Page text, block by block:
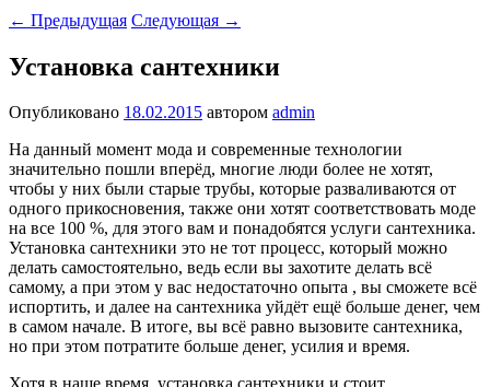
← Предыдущая Следующая →
Установка сантехники
Опубликовано 18.02.2015 автором admin
На данный момент мода и современные технологии
значительно пошли вперёд, многие люди более не хотят,
чтобы у них были старые трубы, которые разваливаются от
одного прикосновения, также они хотят соответствовать моде
на все 100 %, для этого вам и понадобятся услуги сантехника.
Установка сантехники это не тот процесс, который можно
делать самостоятельно, ведь если вы захотите делать всё
самому, а при этом у вас недостаточно опыта , вы сможете всё
испортить, и далее на сантехника уйдёт ещё больше денег, чем
в самом начале. В итоге, вы всё равно вызовите сантехника,
но при этом потратите больше денег, усилия и время.